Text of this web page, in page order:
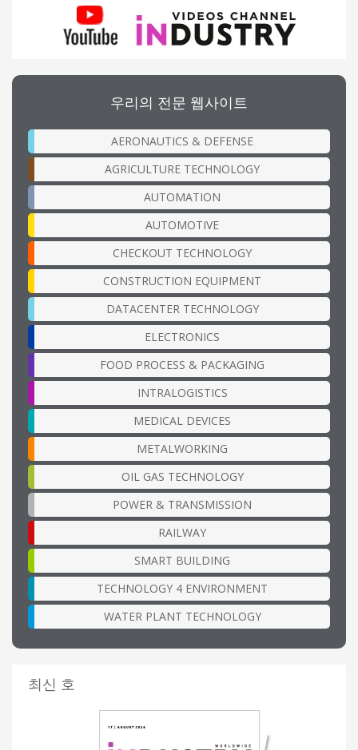
우리의 전문 웹사이트
AERONAUTICS & DEFENSE
AGRICULTURE TECHNOLOGY
AUTOMATION
AUTOMOTIVE
CHECKOUT TECHNOLOGY
CONSTRUCTION EQUIPMENT
DATACENTER TECHNOLOGY
ELECTRONICS
FOOD PROCESS & PACKAGING
INTRALOGISTICS
MEDICAL DEVICES
METALWORKING
OIL GAS TECHNOLOGY
POWER & TRANSMISSION
RAILWAY
SMART BUILDING
TECHNOLOGY 4 ENVIRONMENT
WATER PLANT TECHNOLOGY
최신 호